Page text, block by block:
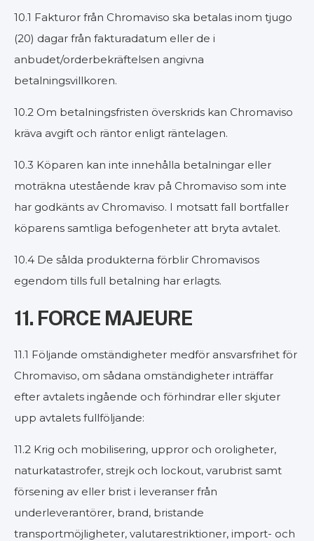
10.1 Fakturor från Chromaviso ska betalas inom tjugo
(20) dagar från fakturadatum eller de i
anbudet/orderbekräftelsen angivna
betalningsvillkoren.
10.2 Om betalningsfristen överskrids kan Chromaviso
kräva avgift och räntor enligt räntelagen.
10.3 Köparen kan inte innehålla betalningar eller
moträkna utestående krav på Chromaviso som inte
har godkänts av Chromaviso. I motsatt fall bortfaller
köparens samtliga befogenheter att bryta avtalet.
10.4 De sålda produkterna förblir Chromavisos
egendom tills full betalning har erlagts.
11. FORCE MAJEURE
11.1 Följande omständigheter medför ansvarsfrihet för
Chromaviso, om sådana omständigheter inträffar
efter avtalets ingående och förhindrar eller skjuter
upp avtalets fullföljande:
11.2 Krig och mobilisering, uppror och oroligheter,
naturkatastrofer, strejk och lockout, varubrist samt
försening av eller brist i leveranser från
underleverantörer, brand, bristande
transportmöjligheter, valutarestriktioner, import- och